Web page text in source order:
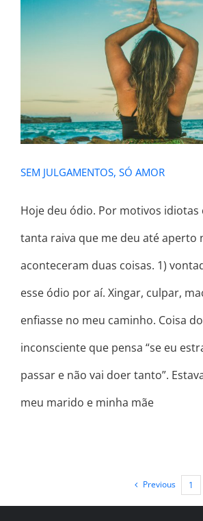
SEM JULGAMENTOS,
SEM JULGAMENTOS, SÓ AMOR
Hoje deu ódio. Por motivos idiotas
tanta raiva que me deu até aperto
aconteceram duas coisas. 1)
esse ódio por aí. Xingar, culpar,
enfiasse no meu caminho. Coisa
inconsciente que pensa “se eu
passar e não vai doer tanto”.
meu marido e minha mãe
Previous 1